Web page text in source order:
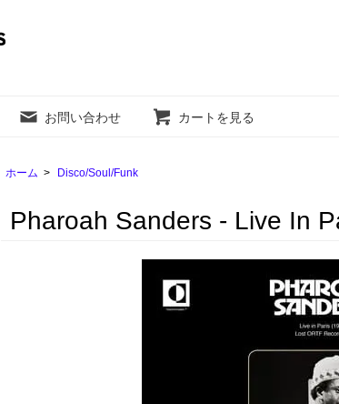
お問い合わせ カートを見る
ホーム > Disco/Soul/Funk
Pharoah Sanders - Live In